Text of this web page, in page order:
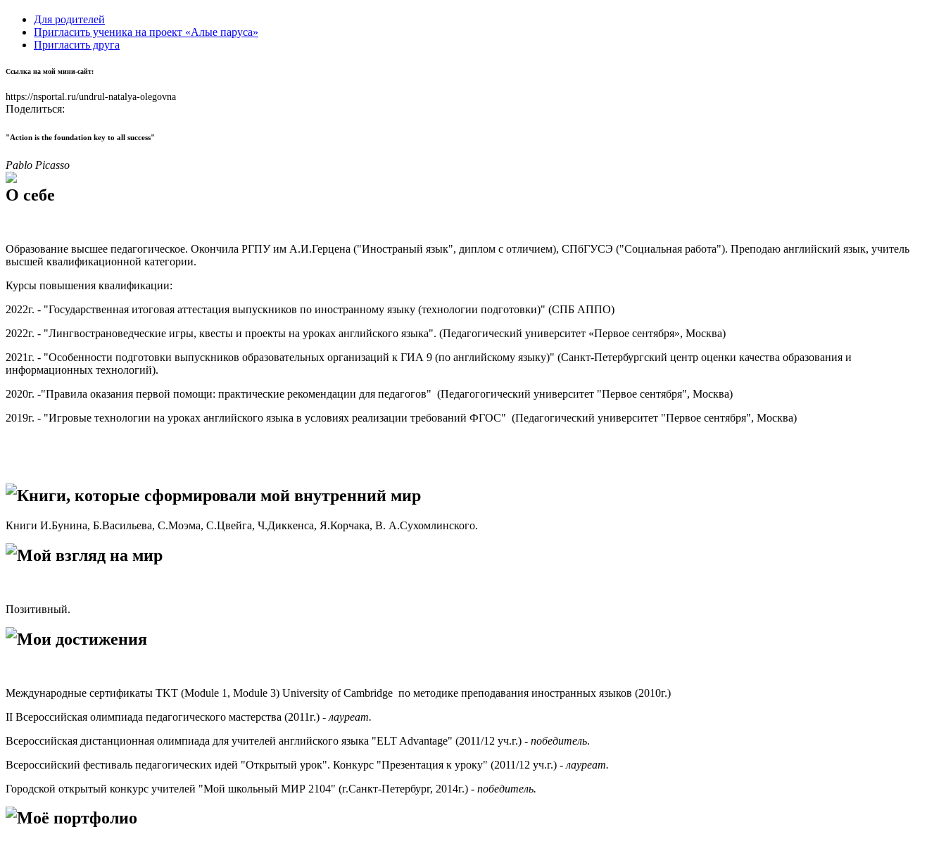
Для родителей
Пригласить ученика на проект «Алые паруса»
Пригласить друга
Ссылка на мой мини-сайт:
https://nsportal.ru/undrul-natalya-olegovna
Поделиться:
"Action is the foundation key to all success"
Pablo Picasso
О себе
Образование высшее педагогическое. Окончила РГПУ им А.И.Герцена ("Иностраный язык", диплом с отличием), СПбГУСЭ ("Социальная работа"). Преподаю английский язык, учитель
высшей квалификационной категории.
Курсы повышения квалификации:
2022г. - "Государственная итоговая аттестация выпускников по иностранному языку (технологии подготовки)" (СПБ АППО)
2022г. - "Лингвострановедческие игры, квесты и проекты на уроках английского языка". (Педагогический университет «Первое сентября», Москва)
2021г. - "Особенности подготовки выпускников образовательных организаций к ГИА 9 (по английскому языку)" (Санкт-Петербургский центр оценки качества образования и
информационных технологий).
2020г. -"Правила оказания первой помощи: практические рекомендации для педагогов" (Педагогогический университет "Первое сентября", Москва)
2019г. - "Игровые технологии на уроках английского языка в условиях реализации требований ФГОС" (Педагогический университет "Первое сентября", Москва)
Книги, которые сформировали мой внутренний мир
Книги И.Бунина, Б.Васильева, С.Моэма, С.Цвейга, Ч.Диккенса, Я.Корчака, В. А.Сухомлинского.
Мой взгляд на мир
Позитивный.
Мои достижения
Международные сертификаты TKT (Module 1, Module 3) University of Cambridge по методике преподавания иностранных языков (2010г.)
II Всероссийская олимпиада педагогического мастерства (2011г.) - лауреат.
Всероссийская дистанционная олимпиада для учителей английского языка "ELT Advantage" (2011/12 уч.г.) - победитель.
Всероссийский фестиваль педагогических идей "Открытый урок". Конкурс "Презентация к уроку" (2011/12 уч.г.) - лауреат.
Городской открытый конкурс учителей "Мой школьный МИР 2104" (г.Санкт-Петербург, 2014г.) - победитель.
Моё портфолио